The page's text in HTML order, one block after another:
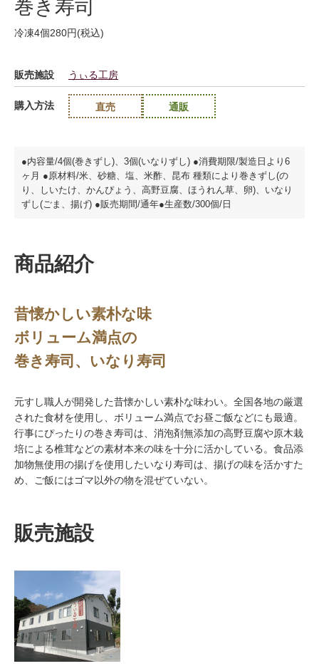
巻き寿司
冷凍4個280円(税込)
販売施設 うぃる工房
購入方法 直売 通販
●内容量/4個(巻きずし)、3個(いなりずし) ●消費期限/製造日より6
ヶ月 ●原材料/米、砂糖、塩、米酢、昆布 種類により巻きずし(の
り、しいたけ、かんぴょう、高野豆腐、ほうれん草、卵)、いなり
ずし(ごま、揚げ) ●販売期間/通年●生産数/300個/日
商品紹介
昔懐かしい素朴な味
ボリューム満点の
巻き寿司、いなり寿司
元すし職人が開発した昔懐かしい素朴な味わい。全国各地の厳選
された食材を使用し、ボリューム満点でお昼ご飯などにも最適。
行事にぴったりの巻き寿司は、消泡剤無添加の高野豆腐や原木栽
培による椎茸などの素材本来の味を十分に活かしている。食品添
加物無使用の揚げを使用したいなり寿司は、揚げの味を活かすた
め、ご飯にはゴマ以外の物を混ぜていない。
販売施設